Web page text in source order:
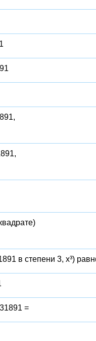
в степени 3, x³)
=